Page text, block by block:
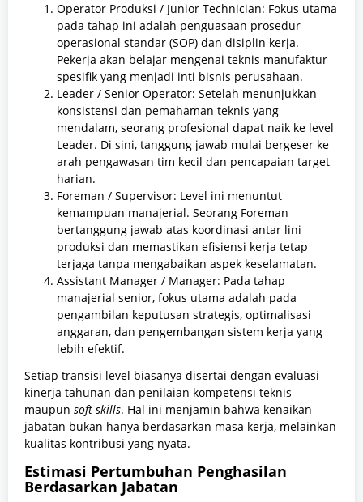
Operator Produksi / Junior Technician: Fokus utama
pada tahap ini adalah penguasaan prosedur
operasional standar (SOP) dan disiplin kerja.
Pekerja akan belajar mengenai teknis manufaktur
spesifik yang menjadi inti bisnis perusahaan.
Leader / Senior Operator: Setelah menunjukkan
konsistensi dan pemahaman teknis yang
mendalam, seorang profesional dapat naik ke level
Leader. Di sini, tanggung jawab mulai bergeser ke
arah pengawasan tim kecil dan pencapaian target
harian.
Foreman / Supervisor: Level ini menuntut
kemampuan manajerial. Seorang Foreman
bertanggung jawab atas koordinasi antar lini
produksi dan memastikan efisiensi kerja tetap
terjaga tanpa mengabaikan aspek keselamatan.
Assistant Manager / Manager: Pada tahap
manajerial senior, fokus utama adalah pada
pengambilan keputusan strategis, optimalisasi
anggaran, dan pengembangan sistem kerja yang
lebih efektif.
Setiap transisi level biasanya disertai dengan evaluasi
kinerja tahunan dan penilaian kompetensi teknis
maupun soft skills. Hal ini menjamin bahwa kenaikan
jabatan bukan hanya berdasarkan masa kerja, melainkan
kualitas kontribusi yang nyata.
Estimasi Pertumbuhan Penghasilan
Berdasarkan Jabatan